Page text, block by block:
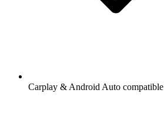
Carplay & Android Auto compatible